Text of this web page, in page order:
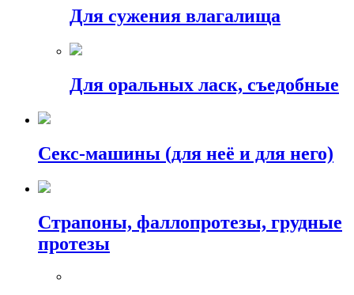
Для сужения влагалища
Для оральных ласк, съедобные
Секс-машины (для неё и для него)
Страпоны, фаллопротезы, грудные
протезы